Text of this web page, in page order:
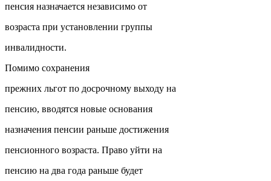
пенсия назначается независимо от
возраста при установлении группы
инвалидности.
Помимо сохранения
прежних льгот по досрочному выходу на
пенсию, вводятся новые основания
назначения пенсии раньше достижения
пенсионного возраста. Право уйти на
пенсию на два года раньше будет